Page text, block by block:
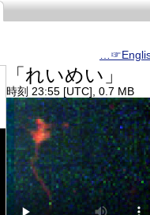
「れいめい」
時刻 23:55 [UTC], 0.7 MB